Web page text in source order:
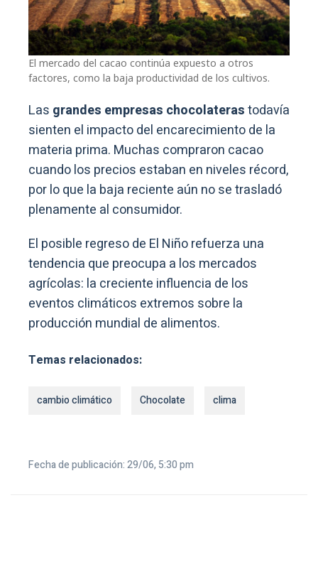
El mercado del cacao continúa expuesto a otros
factores, como la baja productividad de los cultivos.
Las grandes empresas chocolaterastodavía
sienten el impacto del encarecimiento de la
materia prima. Muchas compraron cacao
cuando los precios estaban en niveles récord,
por lo que la baja reciente aún no se trasladó
plenamente al consumidor.
El posible regreso de El Niño refuerza una
tendencia que preocupa a los mercados
agrícolas: la creciente influencia de los
eventos climáticos extremos sobre la
producción mundial de alimentos.
Temas relacionados:
cambio climático Chocolate clima
Fecha de publicación: 29/06, 5:30 pm